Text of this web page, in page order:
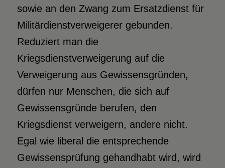
sowie an den Zwang zum Ersatzdienst für
Militärdienstverweigerer gebunden.
Reduziert man die
Kriegsdienstverweigerung auf die
Verweigerung aus Gewissensgründen,
dürfen nur Menschen, die sich auf
Gewissensgründe berufen, den
Kriegsdienst verweigern, andere nicht.
Egal wie liberal die entsprechende
Gewissensprüfung gehandhabt wird, wird